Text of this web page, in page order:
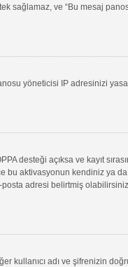
sağlamaz, ve “Bu mesaj
yöneticisi IP adresinizi
desteği açıksa ve kayıt
aktivasyonun kendiniz ya
adresi belirtmiş
kullanıcı adı ve şifrenizin